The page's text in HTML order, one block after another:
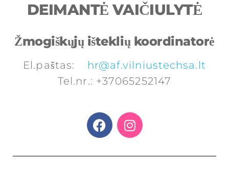
DEIMANTĖ VAIČIULYTĖ
Žmogiškųjų išteklių koordinatorė
El.paštas:
hr@af.vilniustechsa.lt
Tel.nr.: +37065252147